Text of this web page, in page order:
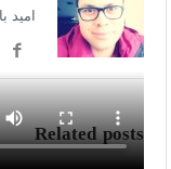
Related posts